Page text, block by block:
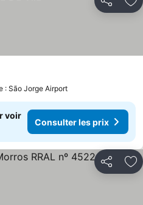
Partager
: São Jorge Airport
voir
Consulter les prix
Partager